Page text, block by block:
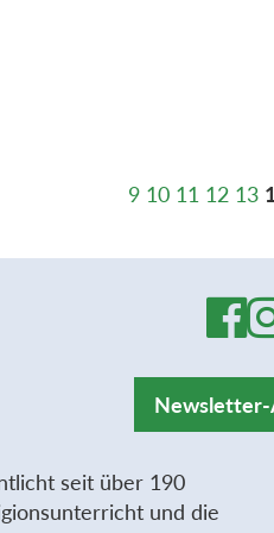
9 10 11 12 13
seit über 190
und die